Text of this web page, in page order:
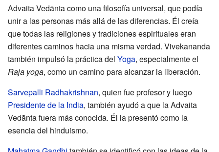
Advaita Vedānta como una filosofía universal, que podía
unir a las personas más allá de las diferencias. Él creía
que todas las religiones y tradiciones espirituales eran
diferentes caminos hacia una misma verdad. Vivekananda
también impulsó la práctica del Yoga, especialmente el
Raja yoga, como un camino para alcanzar la liberación.
Sarvepalli Radhakrishnan, quien fue profesor y luego
Presidente de la India, también ayudó a que la Advaita
Vedānta fuera más conocida. Él la presentó como la
esencia del hinduismo.